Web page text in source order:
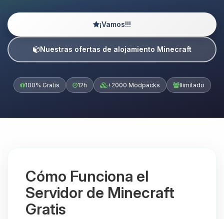
¡Vamos!!!
Nuestras ofertas de alojamiento Minecraft
100% Gratis 12h +2000 Modpacks Ilimitado
Cómo Funciona el
Servidor de Minecraft
Gratis